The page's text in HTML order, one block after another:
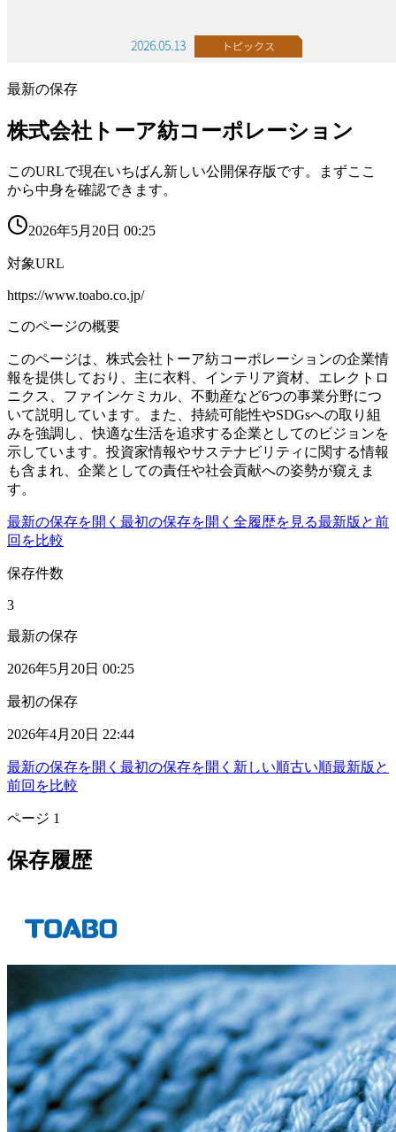
最新の保存
株式会社トーア紡コーポレーション
このURLで現在いちばん新しい公開保存版です。まずここ
から中身を確認できます。
2026年5月20日 00:25
対象URL
https://www.toabo.co.jp/
このページの概要
このページは、株式会社トーア紡コーポレーションの企業情
報を提供しており、主に衣料、インテリア資材、エレクトロ
ニクス、ファインケミカル、不動産など6つの事業分野につ
いて説明しています。また、持続可能性やSDGsへの取り組
みを強調し、快適な生活を追求する企業としてのビジョンを
示しています。投資家情報やサステナビリティに関する情報
も含まれ、企業としての責任や社会貢献への姿勢が窺えま
す。
最新の保存を開く 最初の保存を開く 全履歴を見る最新版と前
回を比較
保存件数
3
最新の保存
2026年5月20日 00:25
最初の保存
2026年4月20日 22:44
最新の保存を開く 最初の保存を開く 新しい順古い順最新版と
前回を比較
ページ 1
保存履歴